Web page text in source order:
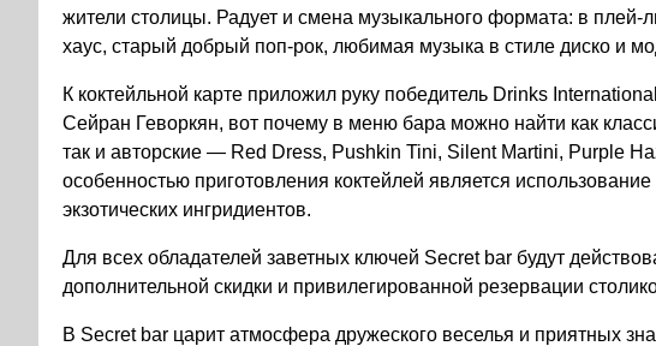
жители столицы. Радует и смена музыкального формата: в плей-
хаус, старый добрый поп-рок, любимая музыка в стиле диско и
К коктейльной карте приложил руку победитель Drinks
Сейран Геворкян, вот почему в меню бара можно найти как
так и авторские — Red Dress, Pushkin Tini, Silent Martini, Purple
особенностью приготовления коктейлей является
экзотических ингридиентов.
Для всех обладателей заветных ключей Secret bar будут
дополнительной скидки и привилегированной резервации
В Secret bar царит атмосфера дружеского веселья и приятных